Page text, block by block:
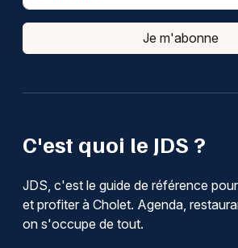
C'est quoi le JDS ?
JDS, c'est le guide de référence
et profiter à Cholet. Agenda,
on s'occupe de tout.
Je m'abonne